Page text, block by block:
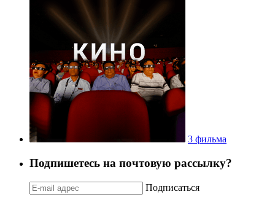
3 фильма
Подпишетесь на почтовую рассылку?
Подписаться